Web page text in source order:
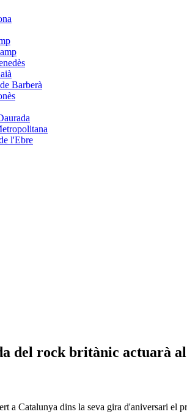
Barberà
l'Ebre
del rock britànic actuarà
a Catalunya dins la seva gira d'aniversari el